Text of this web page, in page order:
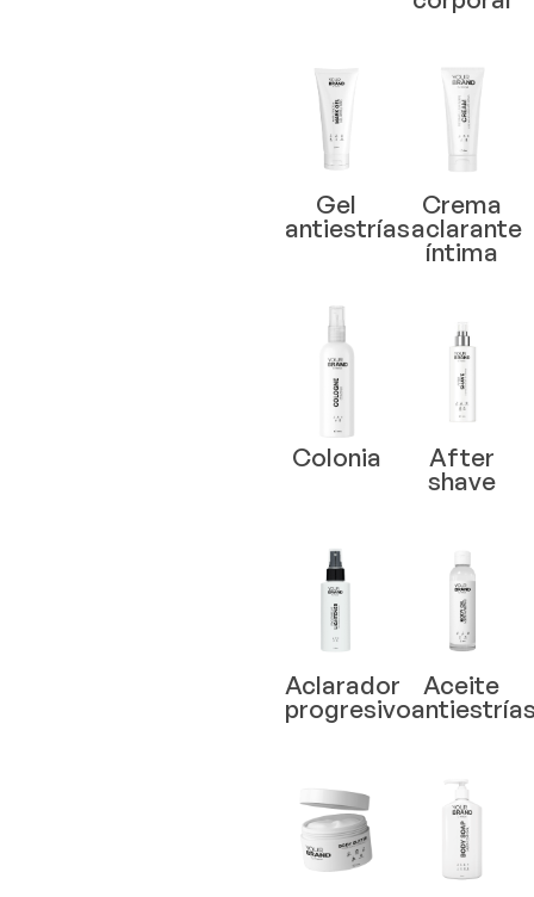
Gel
antiestrías
Crema
aclarante
íntima
Colonia After
shave
Aclarador
progresivo
Aceite